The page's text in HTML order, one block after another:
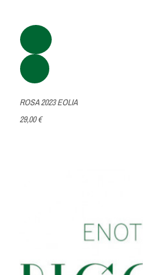
ROSA 2023 EOLIA
29,00 €